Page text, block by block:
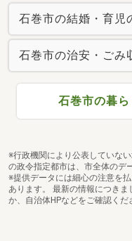
石巻市の結婚・育児
石巻市の治安・ごみ
石巻市の暮
※行政機関により公表していな
の政令指定都市は、市全体のデ
※提供データには細心の注意を
あります。 最新の情報につき
か、自治体HPなどをご確認くだ